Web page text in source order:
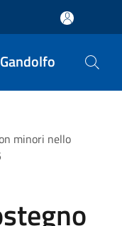
minori nello